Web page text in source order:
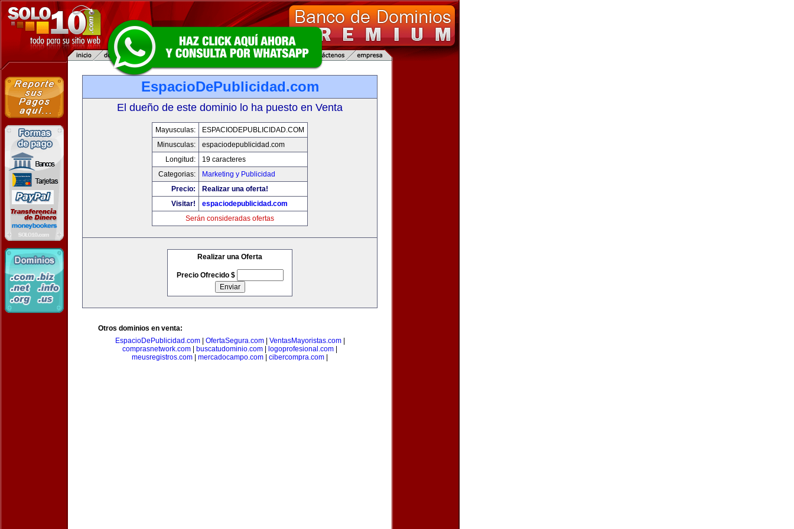
EspacioDePublicidad.com
El dueño de este dominio lo ha puesto en Venta
Mayusculas:
ESPACIODEPUBLICIDAD.COM
Minusculas:
espaciodepublicidad.com
Longitud:
19 caracteres
Categorias:
Marketing y Publicidad
Precio:
Realizar una oferta!
Visitar!
espaciodepublicidad.com
Serán consideradas ofertas
Realizar una Oferta
Precio Ofrecido $
Otros dominios en venta:
EspacioDePublicidad.com| OfertaSegura.com| VentasMayoristas.com|
comprasnetwork.com
buscatudominio.com logoprofesional.com
meusregistros.com
mercadocampo.com cibercompra.com